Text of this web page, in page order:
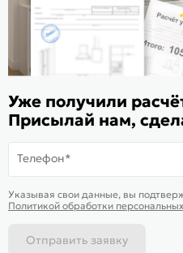
ИКС 1180
© 2015—2026 Интернет-
Пользовательское соглашение
Карта сайта
технологии
Уже получили
Присылай нам,
Телефон*
Указывая свои данные, вы
Политикой обработки
Отправить заявку